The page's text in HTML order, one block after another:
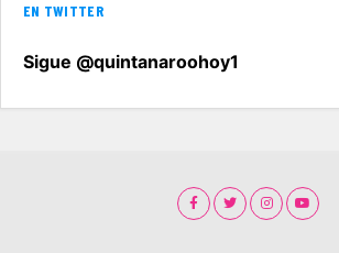
EN TWITTER
Sigue @quintanaroohoy1